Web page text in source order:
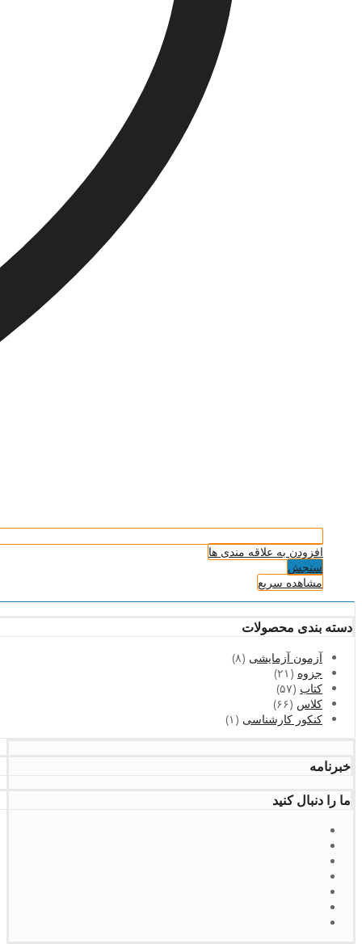
افزودن به علاقه مندی ها
سنجش
مشاهده سریع
دسته بندی محصولات
آزمون آزمایشی (۸)
جزوه (۲۱)
کتاب (۵۷)
کلاس (۶۶)
کنکور کارشناسی (۱)
خبرنامه
ما را دنبال کنید